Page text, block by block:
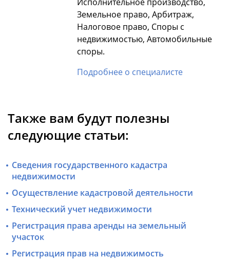
Земельное право, Арбитраж,
Налоговое право, Споры с
недвижимостью, Автомобильные
споры.
Подробнее о специалисте
Также вам будут полезны
следующие статьи:
Сведения государственного кадастра
недвижимости
Осуществление кадастровой деятельности
Технический учет недвижимости
Регистрация права аренды на земельный
участок
Регистрация прав на недвижимость